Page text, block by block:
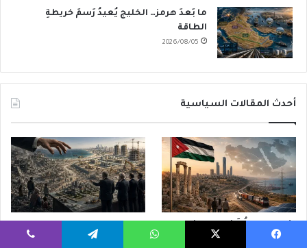
ما بَعدَ هرمز… الخليج يُعيدُ رَسمَ خريطةِ
الطاقة
2026/08/05
أحدث المقالات السياسية
الأوسط… من إدارةِ الأزمات إلى
الإعمار أم إعادة هندسة